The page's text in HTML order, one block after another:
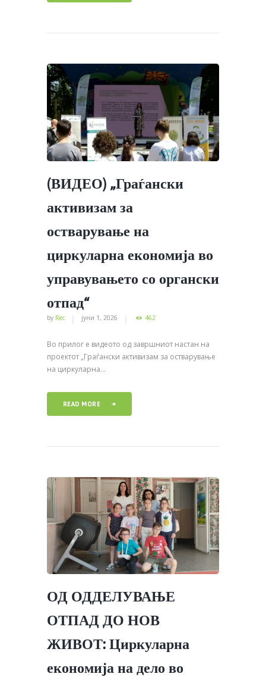
(ВИДЕО) „Граѓански
активизам за
остварување на
циркуларна економија во
управувањето со органски
отпад“
by Rec јуни 1, 2026 462
Во прилог е видеото од завршниот настан на
проектот „Граѓански активизам за остварување
на циркуларна...
READ MORE
ОД ОДДЕЛУВАЊЕ
ОТПАД ДО НОВ
ЖИВОТ: Циркуларна
економија на дело во